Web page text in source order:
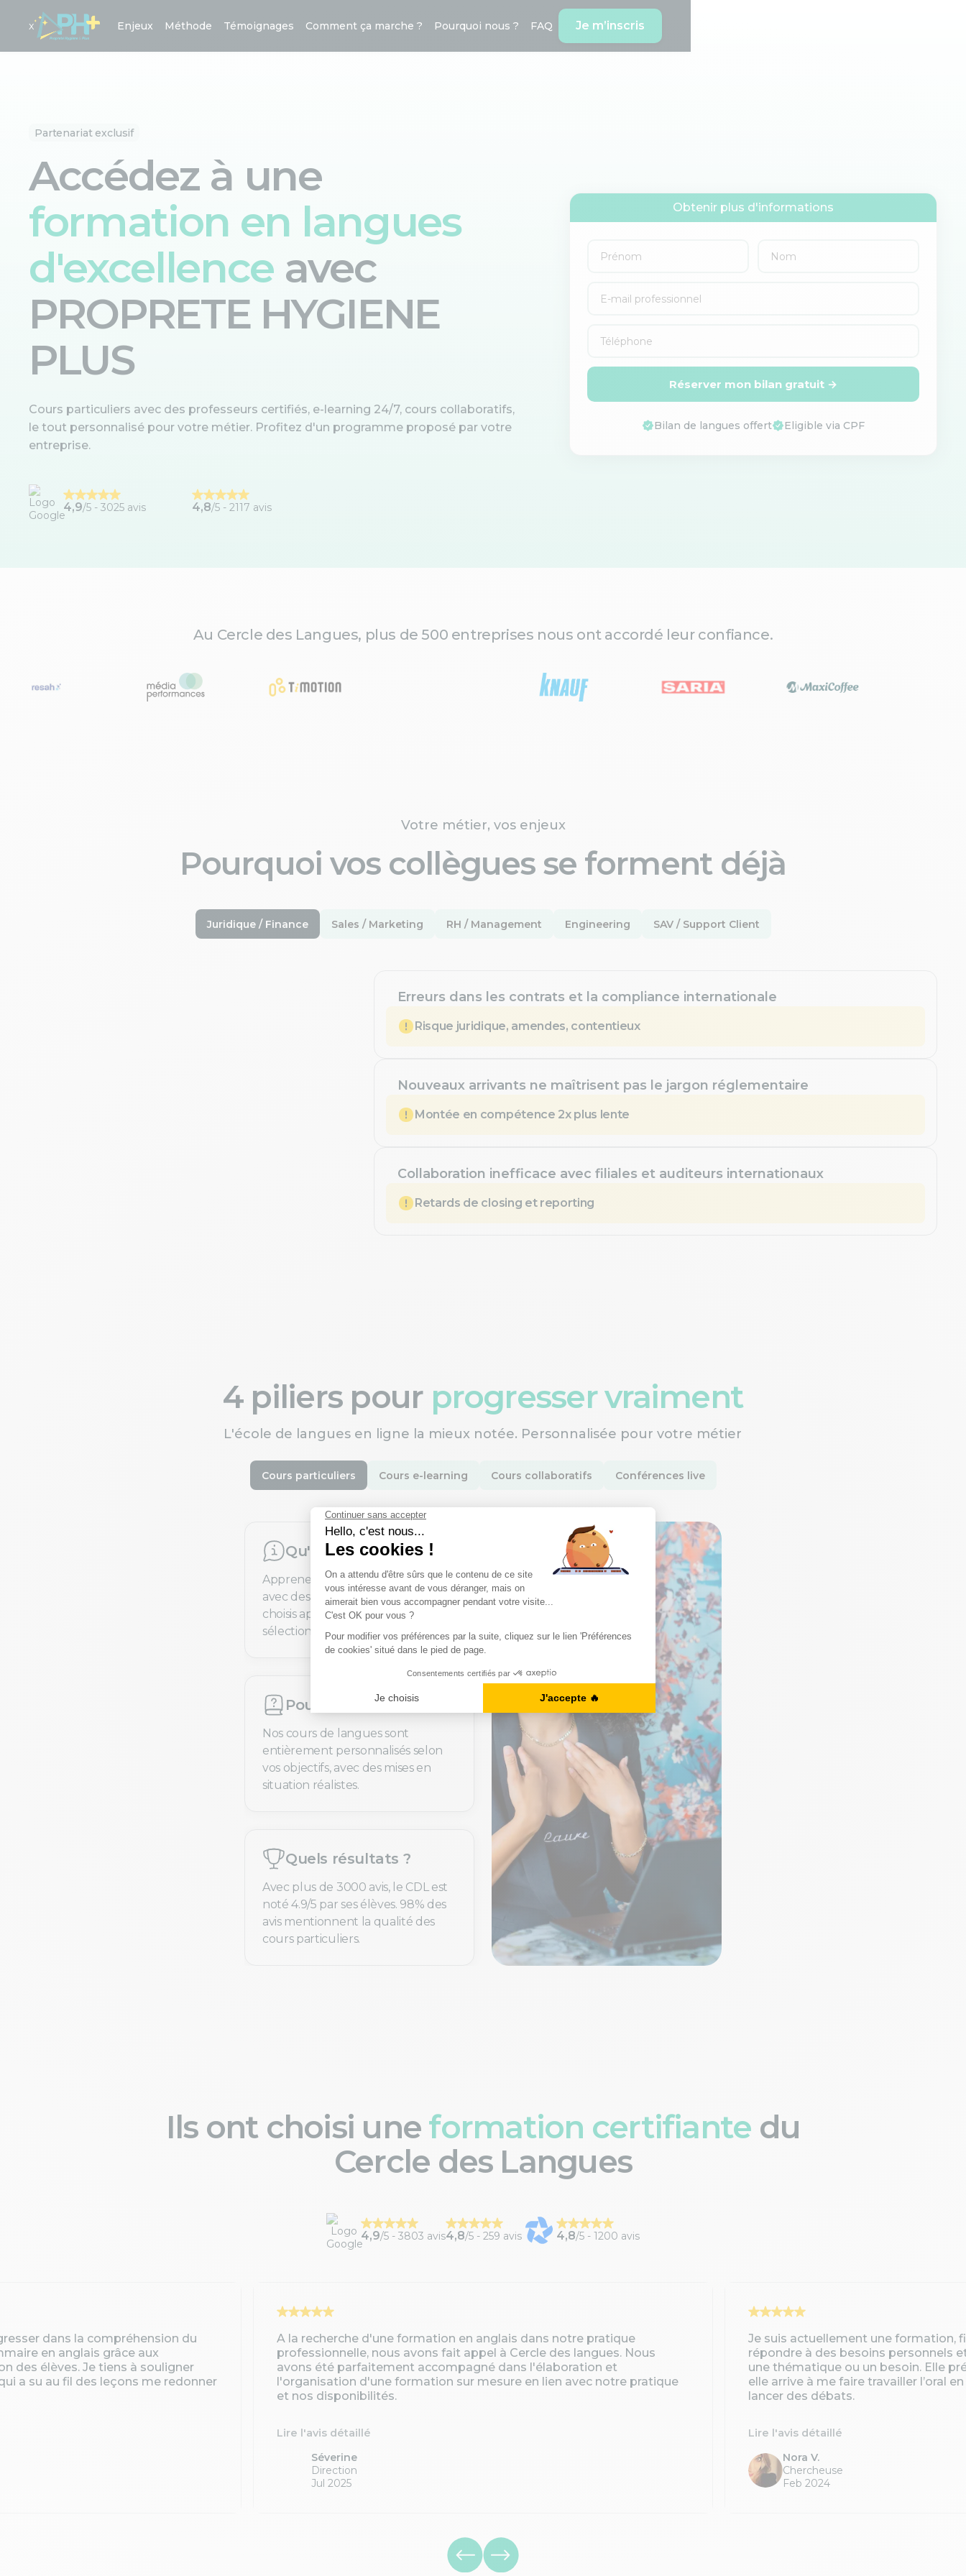
x Enjeux Méthode Témoignages Comment ça marche ? Pourquoi nous ? FAQ Je m’inscris
Partenariat exclusif
Accédez à une
formation en langues
d'excellence avec
PROPRETE HYGIENE
PLUS
Cours particuliers avec des professeurs certifiés, e-learning 24/7, cours collaboratifs,
le tout personnalisé pour votre métier. Profitez d'un programme proposé par votre
entreprise.
4,9/5 - 3025 avis 4,8/5 - 2117 avis
Obtenir plus d'informations
Réserver mon bilan gratuit →
Bilan de langues offert Eligible via CPF
Au Cercle des Langues, plus de 500 entreprises nous ont accordé leur confiance.
Votre métier, vos enjeux
Pourquoi vos collègues se forment déjà
Juridique / Finance Sales / Marketing RH / Management Engineering SAV / Support Client
Erreurs dans les contrats et la compliance internationale
Risque juridique, amendes, contentieux
Nouveaux arrivants ne maîtrisent pas le jargon réglementaire
Montée en compétence 2x plus lente
Collaboration inefficace avec filiales et auditeurs internationaux
Retards de closing et reporting
4 piliers pour progresser vraiment
L'école de langues en ligne la mieux notée. Personnalisée pour votre métier
Cours particuliers Cours e-learning Cours collaboratifs Conférences live
Qu'est-ce que c'est ?
Apprenez une nouvelle langue
avec des professeurs certifiés,
choisis après un processus de
sélection exigeant.
Pourquoi c’est utile ?
Nos cours de langues sont
entièrement personnalisés selon
vos objectifs, avec des mises en
situation réalistes.
Quels résultats ?
Avec plus de 3000 avis, le CDL est
noté 4.9/5 par ses élèves. 98% des
avis mentionnent la qualité des
cours particuliers.
Ils ont choisi une formation certifiante du
Cercle des Langues
4,9/5 - 3803 avis4,8/5 - 259 avis 4,8/5 - 1200 avis
dans la compréhension du
en anglais grâce aux
des élèves. Je tiens à souligner
a su au fil des leçons me redonner
A la recherche d'une formation en anglais dans notre pratique
professionnelle, nous avons fait appel à Cercle des langues. Nous
avons été parfaitement accompagné dans l'élaboration et
l'organisation d'une formation sur mesure en lien avec notre pratique
et nos disponibilités.
Lire l'avis détaillé
Séverine
Direction
Jul 2025
Je suis actuellement une formation,
répondre à des besoins personnels
une thématique ou un besoin. Elle
elle arrive à me faire travailler l’oral
lancer des débats.
Lire l'avis détaillé
Nora V.
Chercheuse
Feb 2024